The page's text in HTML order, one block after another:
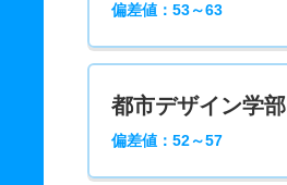
偏差値：53～63
都市デザイン学部
偏差値：52～57